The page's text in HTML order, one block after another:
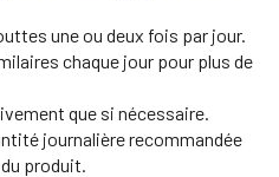
une ou deux fois par jour.
chaque jour pour plus de
que si nécessaire.
journalière recommandée
produit.